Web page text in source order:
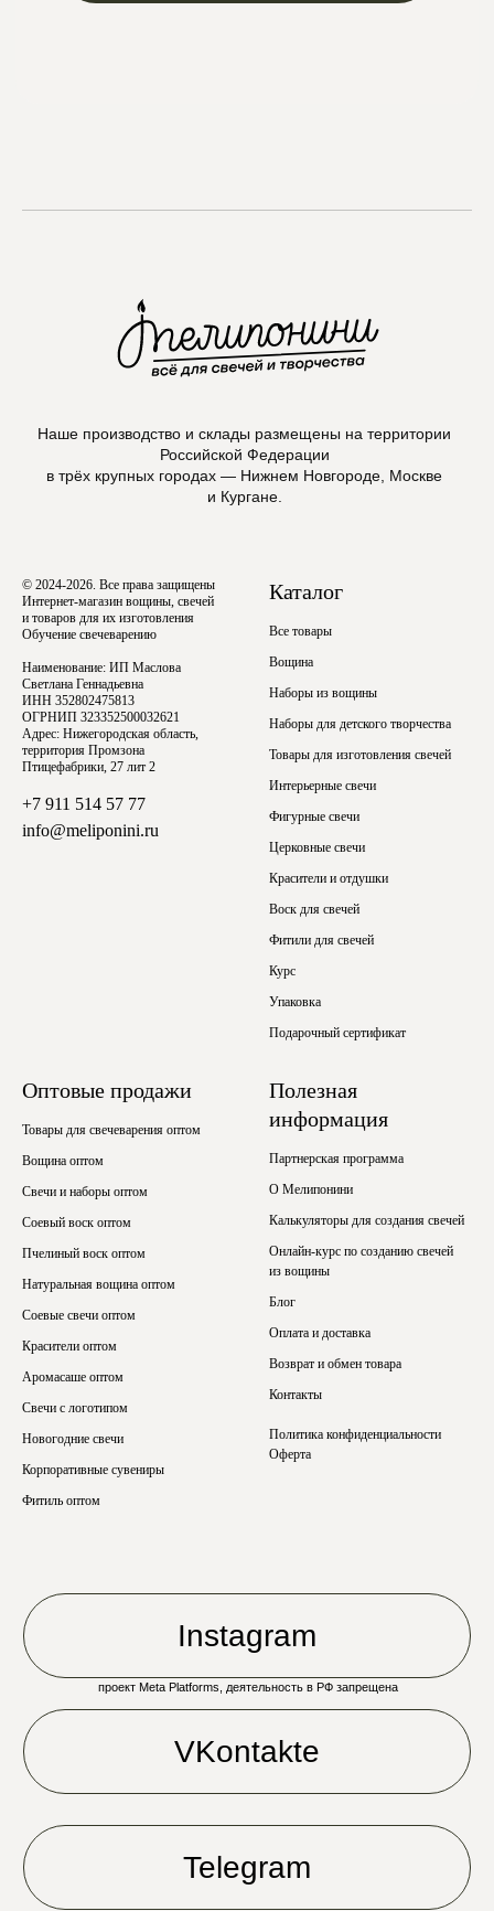
Наше производство и склады размещены на территории
Российской Федерации
в трёх крупных городах — Нижнем Новгороде, Москве
и Кургане.
© 2024-2026. Все права защищены
Интернет-магазин вощины, свечей
и товаров для их изготовления
Обучение свечеварению
Наименование: ИП Маслова
Светлана Геннадьевна
ИНН 352802475813
ОГРНИП 323352500032621
Адрес: Нижегородская область,
территория Промзона
Птицефабрики, 27 лит 2
+7 911 514 57 77
info@meliponini.ru
Каталог
Все товары
Вощина
Наборы из вощины
Наборы для детского творчества
Товары для изготовления свечей
Интерьерные свечи
Фигурные свечи
Церковные свечи
Красители и отдушки
Воск для свечей
Фитили для свечей
Курс
Упаковка
Подарочный сертификат
Оптовые продажи
Товары для свечеварения оптом
Вощина оптом
Свечи и наборы оптом
Соевый воск оптом
Пчелиный воск оптом
Натуральная вощина оптом
Соевые свечи оптом
Красители оптом
Аромасаше оптом
Свечи с логотипом
Новогодние свечи
Корпоративные сувениры
Фитиль оптом
Полезная
информация
Партнерская программа
О Мелипонини
Калькуляторы для создания свечей
Онлайн-курс по созданию свечей
из вощины
Блог
Оплата и доставка
Возврат и обмен товара
Контакты
Политика конфиденциальности
Оферта